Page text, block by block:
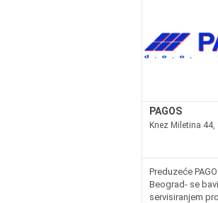
PAGOS
Knez Miletina 44,
Preduzeće
Beograd- se
servisiranjem